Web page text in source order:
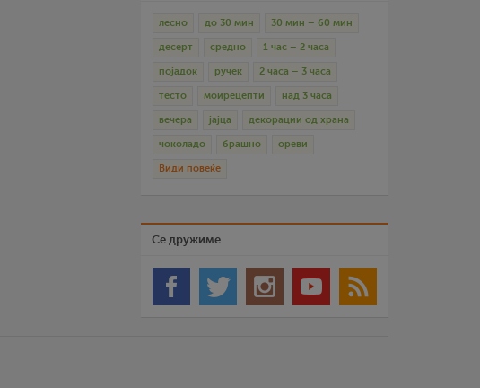
лесно до 30 мин 30 мин – 60 мин
десерт средно 1 час – 2 часа
појадок ручек 2 часа – 3 часа
тесто моирецепти над 3 часа
вечера јајца декорации од храна
чоколадо брашно ореви
Види повеќе
Се дружиме